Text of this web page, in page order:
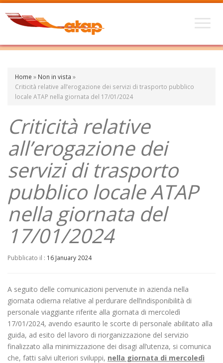
Home » Non in vista »
Criticità relative all’erogazione dei servizi di trasporto pubblico
locale ATAP nella giornata del 17/01/2024
Criticità relative
all’erogazione dei
servizi di trasporto
pubblico locale ATAP
nella giornata del
17/01/2024
Pubblicato il : 16 January 2024
A seguito delle comunicazioni pervenute in azienda nella
giornata odierna relative al perdurare dell’indisponibilità di
personale viaggiante riferite alla giornata di mercoledì
17/01/2024, avendo esaurito le scorte di personale abilitato alla
guida, ad esito del lavoro di riorganizzazione del servizio
finalizzato alla minimizzazione dei disagi all’utenza, si comunica
che, fatti salvi ulteriori sviluppi, nella giornata di mercoledì